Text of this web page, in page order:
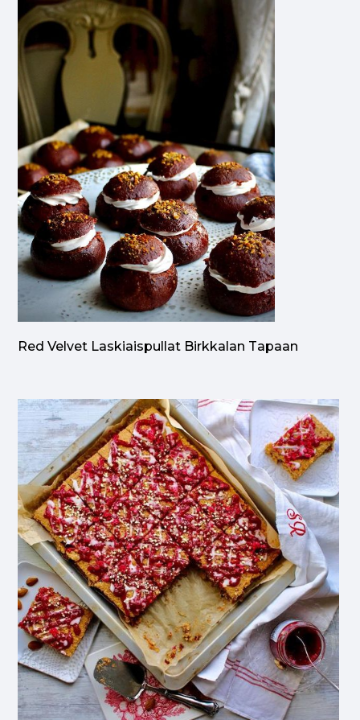
Red Velvet Laskiaispullat Birkkalan Tapaan